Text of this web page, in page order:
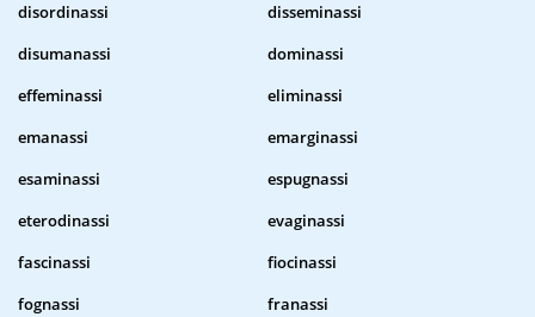
disordinassi
disseminassi
disumanassi
dominassi
effeminassi
eliminassi
emanassi
emarginassi
esaminassi
espugnassi
eterodinassi
evaginassi
fascinassi
fiocinassi
fognassi
franassi